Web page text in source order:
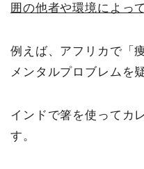
囲の他者や環境によっ
例えば、アフリカで「
メンタルプロブレムを
インドで箸を使ってカ
す。